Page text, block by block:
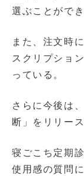
選ぶことができ
また、注文時
スクリプショ
っている。
さらに今後は
断」をリリー
寝ごこち定期
使用感の質問